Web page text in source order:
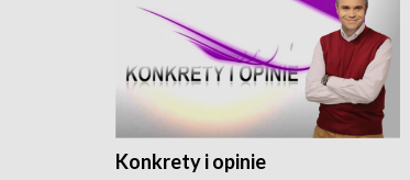
Konkrety i opinie